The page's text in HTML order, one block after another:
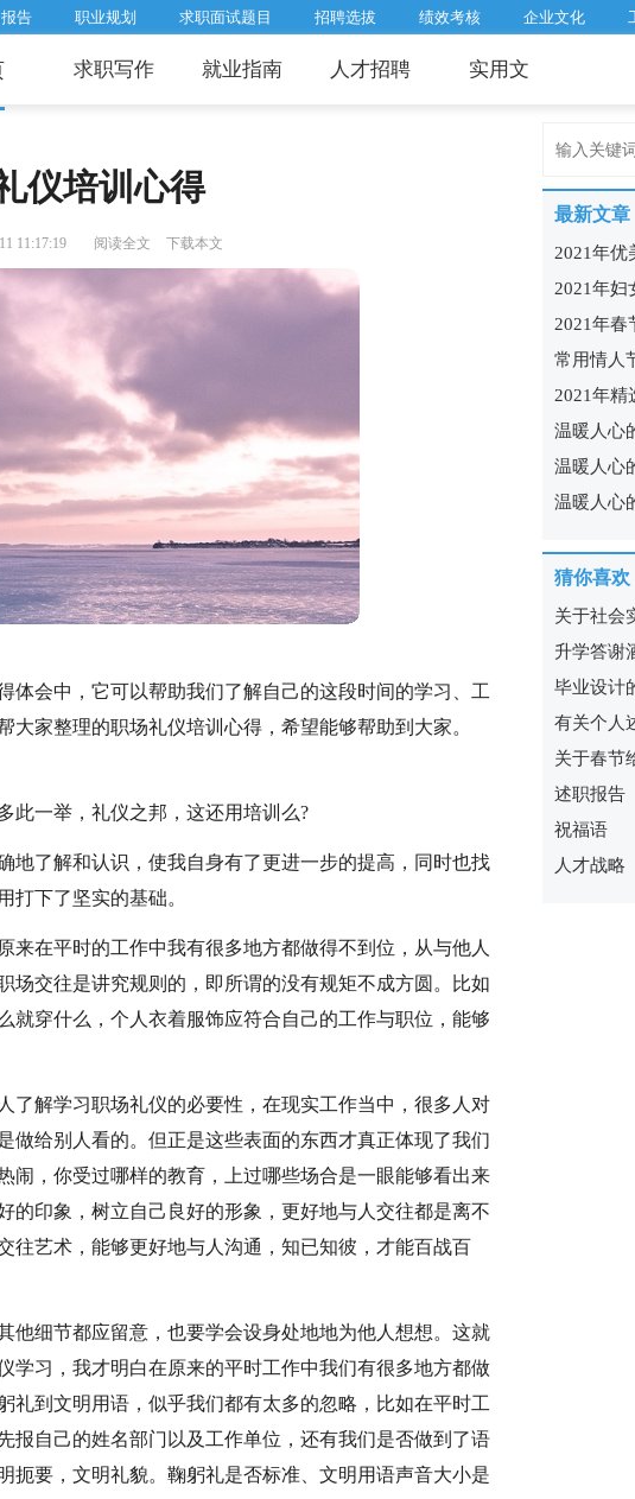
告 职业规划 求职面试题目 招聘选拔 绩效考核 企业文化
求职写作 就业指南 人才招聘 实用文
仪培训心得
11:17:19 阅读全文 下载本文
体会中，它可以帮助我们了解自己的这段时间的学习、工
家整理的职场礼仪培训心得，希望能够帮助到大家。
此一举，礼仪之邦，这还用培训么?
地了解和认识，使我自身有了更进一步的提高，同时也找
打下了坚实的基础。
来在平时的工作中我有很多地方都做得不到位，从与他人
场交往是讲究规则的，即所谓的没有规矩不成方圆。比如
就穿什么，个人衣着服饰应符合自己的工作与职位，能够
了解学习职场礼仪的必要性，在现实工作当中，很多人对
做给别人看的。但正是这些表面的东西才真正体现了我们
闹，你受过哪样的教育，上过哪些场合是一眼能够看出来
的印象，树立自己良好的形象，更好地与人交往都是离不
往艺术，能够更好地与人沟通，知已知彼，才能百战百
他细节都应留意，也要学会设身处地地为他人想想。这就
学习，我才明白在原来的平时工作中我们有很多地方都做
礼到文明用语，似乎我们都有太多的忽略，比如在平时工
报自己的姓名部门以及工作单位，还有我们是否做到了语
扼要，文明礼貌。鞠躬礼是否标准、文明用语声音大小是
最新文章
2021年优
祝福语41
2021年妇
问候语27
2021年春
信祝福语
常用情人
锦59条
2021年精
信祝福语
温暖人心
福语41句
温暖人心
福语26句
温暖人心
猜你喜欢
关于社会
告集合六
升学答谢
文
毕业设计
编6篇
有关个人
锦集十篇
关于春节
祝福语集
述职报告
祝福语
人才战略